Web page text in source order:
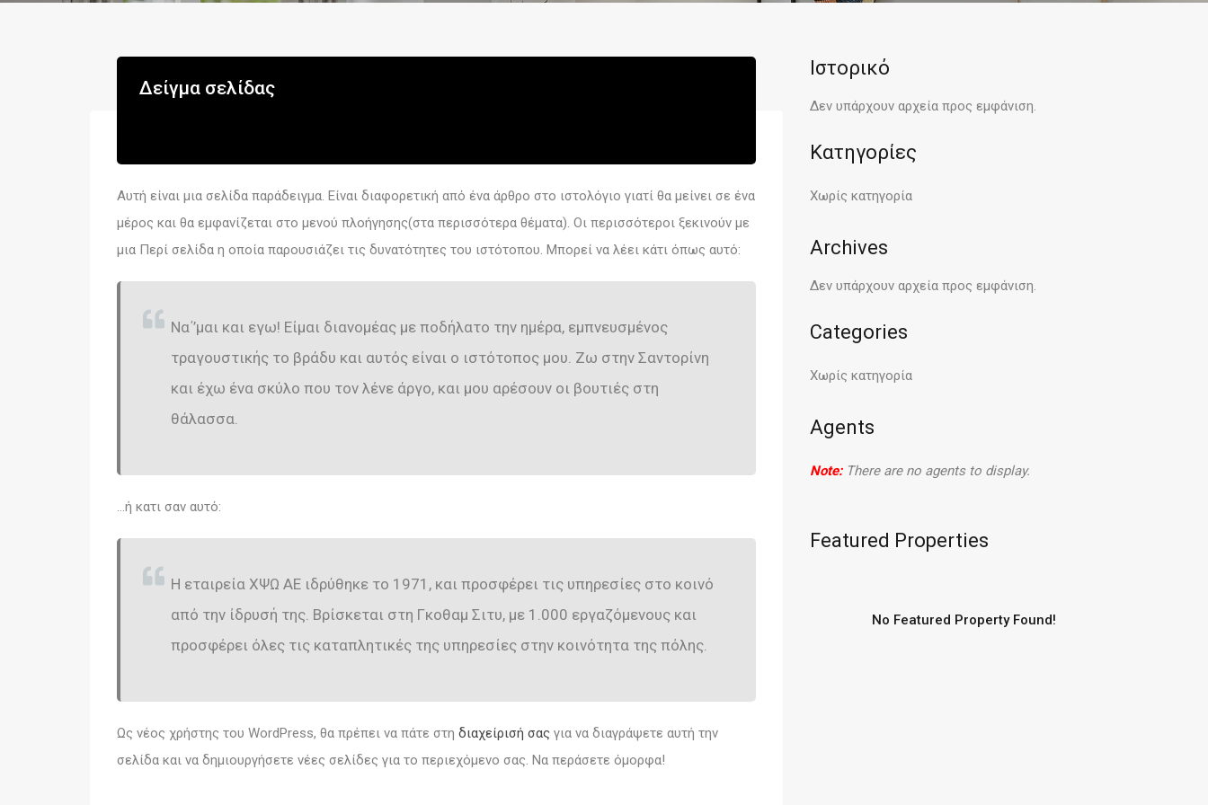
Δείγμα σελίδας
Αυτή είναι μια σελίδα παράδειγμα. Είναι διαφορετική από ένα άρθρο στο ιστολόγιο γιατί θα μείνει σε ένα
μέρος και θα εμφανίζεται στο μενού πλοήγησης(στα περισσότερα θέματα). Οι περισσότεροι ξεκινούν με
μια Περί σελίδα η οποία παρουσιάζει τις δυνατότητες του ιστότοπου. Μπορεί να λέει κάτι όπως αυτό:
Να΄’μαι και εγω! Είμαι διανομέας με ποδήλατο την ημέρα, εμπνευσμένος
τραγουστικής το βράδυ και αυτός είναι ο ιστότοπος μου. Ζω στην Σαντορίνη
και έχω ένα σκύλο που τον λένε άργο, και μου αρέσουν οι βουτιές στη
θάλασσα.
…ή κατι σαν αυτό:
Η εταιρεία ΧΨΩ ΑΕ ιδρύθηκε το 1971, και προσφέρει τις υπηρεσίες στο κοινό
από την ίδρυσή της. Βρίσκεται στη Γκοθαμ Σιτυ, με 1.000 εργαζόμενους και
προσφέρει όλες τις καταπλητικές της υπηρεσίες στην κοινότητα της πόλης.
Ως νέος χρήστης του WordPress, θα πρέπει να πάτε στη διαχείρισή σας για να διαγράψετε αυτή την
σελίδα και να δημιουργήσετε νέες σελίδες για το περιεχόμενο σας. Να περάσετε όμορφα!
Ιστορικό
Δεν υπάρχουν αρχεία προς εμφάνιση.
Kατηγορίες
Χωρίς κατηγορία
Archives
Δεν υπάρχουν αρχεία προς εμφάνιση.
Categories
Χωρίς κατηγορία
Agents
Note:There are no agents to display.
Featured Properties
No Featured Property Found!